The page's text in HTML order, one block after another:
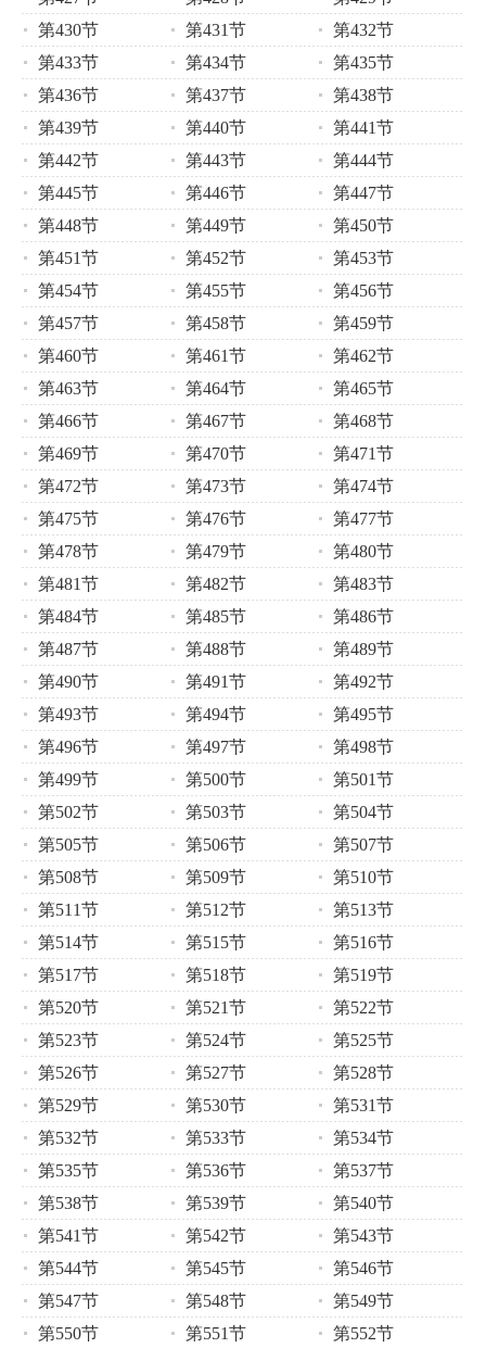
第430节
第431节
第432节
第433节
第434节
第435节
第436节
第437节
第438节
第439节
第440节
第441节
第442节
第443节
第444节
第445节
第446节
第447节
第448节
第449节
第450节
第451节
第452节
第453节
第454节
第455节
第456节
第457节
第458节
第459节
第460节
第461节
第462节
第463节
第464节
第465节
第466节
第467节
第468节
第469节
第470节
第471节
第472节
第473节
第474节
第475节
第476节
第477节
第478节
第479节
第480节
第481节
第482节
第483节
第484节
第485节
第486节
第487节
第488节
第489节
第490节
第491节
第492节
第493节
第494节
第495节
第496节
第497节
第498节
第499节
第500节
第501节
第502节
第503节
第504节
第505节
第506节
第507节
第508节
第509节
第510节
第511节
第512节
第513节
第514节
第515节
第516节
第517节
第518节
第519节
第520节
第521节
第522节
第523节
第524节
第525节
第526节
第527节
第528节
第529节
第530节
第531节
第532节
第533节
第534节
第535节
第536节
第537节
第538节
第539节
第540节
第541节
第542节
第543节
第544节
第545节
第546节
第547节
第548节
第549节
第550节
第551节
第552节